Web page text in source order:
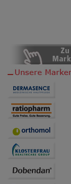
anzuzeigen
unserer
Website
auf unserer
Drittseiten
Bitte
Dritte wie
übertragen